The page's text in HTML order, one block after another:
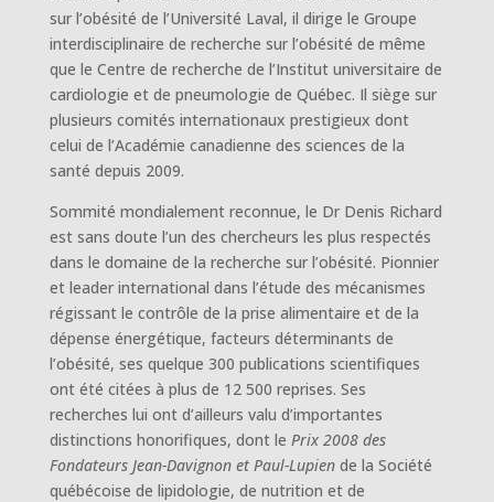
sur l’obésité de l’Université Laval, il dirige le Groupe
interdisciplinaire de recherche sur l’obésité de même
que le Centre de recherche de l’Institut universitaire de
cardiologie et de pneumologie de Québec. Il siège sur
plusieurs comités internationaux prestigieux dont
celui de l’Académie canadienne des sciences de la
santé depuis 2009.
Sommité mondialement reconnue, le Dr Denis Richard
est sans doute l’un des chercheurs les plus respectés
dans le domaine de la recherche sur l’obésité. Pionnier
et leader international dans l’étude des mécanismes
régissant le contrôle de la prise alimentaire et de la
dépense énergétique, facteurs déterminants de
l’obésité, ses quelque 300 publications scientifiques
ont été citées à plus de 12 500 reprises. Ses
recherches lui ont d’ailleurs valu d’importantes
distinctions honorifiques, dont le Prix 2008 des
Fondateurs Jean-Davignon et Paul-Lupiende la Société
québécoise de lipidologie, de nutrition et de